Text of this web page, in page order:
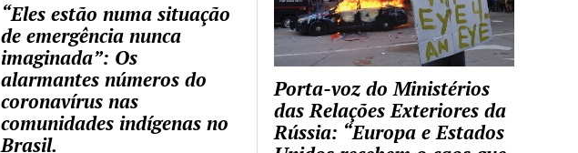
Porta-voz do Ministérios
das Relações Exteriores da
Rússia: “Europa e Estados
“Eles estão numa situação
de emergência nunca
imaginada”: Os
alarmantes números do
coronavírus nas
comunidades indígenas no
Brasil.